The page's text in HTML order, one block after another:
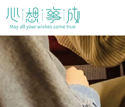
content